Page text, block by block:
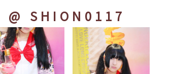
@ SHION0117